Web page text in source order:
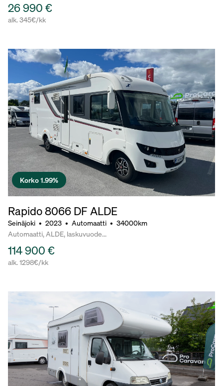
26 990 €
alk. 345€/kk
Korko 1.99%
Rapido 8066 DF ALDE
Seinäjoki • 2023 • Automaatti • 34000km
Automaatti, ALDE, laskuvuode...
114 900 €
alk. 1298€/kk